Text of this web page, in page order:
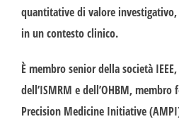
quantitative di valore
in un contesto clinico.
È membro senior della società
dell’ISMRM e dell’OHBM,
Precision Medicine Initiative